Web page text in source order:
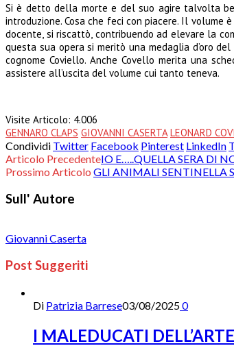
Si è detto della morte e del suo agire talvolta
introduzione. Cosa che feci con piacere. Il volume
docente, si riscattò, contribuendo ad elevare la
questa sua opera si meritò una medaglia d’oro del
cognome Coviello. Anche Covello merita una
assistere all’uscita del volume cui tanto teneva.
Visite Articolo: 4.006
GENNARO CLAPS GIOVANNI CASERTA LEONARD
Condividi Twitter Facebook Pinterest LinkedIn
Articolo PrecedenteIO E…..QUELLA SERA DI
Prossimo Articolo GLI ANIMALI SENTINELLA
Sull' Autore
Giovanni Caserta
Post Suggeriti
Di Patrizia Barrese03/08/20250
I MALEDUCATI DELL’ARTE